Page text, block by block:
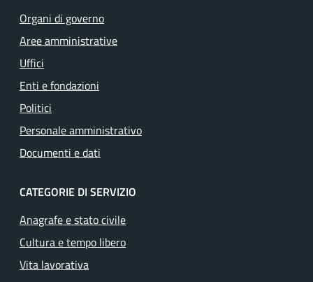
Organi di governo
Aree amministrative
Uffici
Enti e fondazioni
Politici
Personale amministrativo
Documenti e dati
CATEGORIE DI SERVIZIO
Anagrafe e stato civile
Cultura e tempo libero
Vita lavorativa